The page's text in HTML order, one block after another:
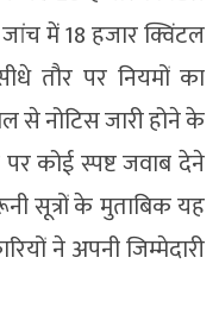
में 18 हजार क्विंटल
तौर पर नियमों का
से नोटिस जारी होने के
कोई स्पष्ट जवाब देने
सूत्रों के मुताबिक यह
ने अपनी जिम्मेदारी